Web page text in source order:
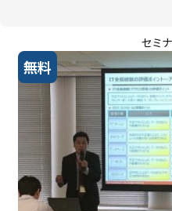
セミ
無料